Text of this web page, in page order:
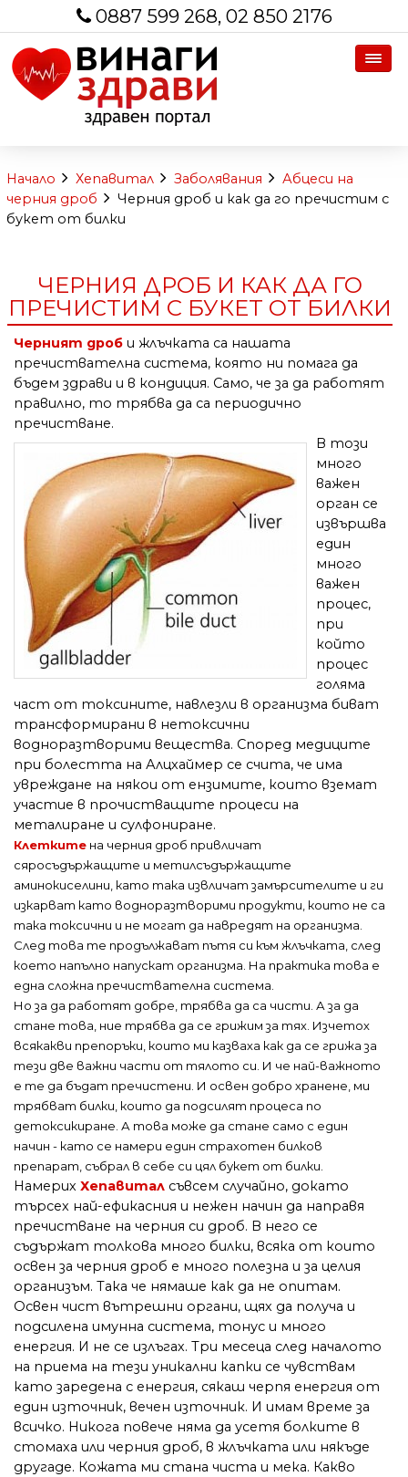
0887 599 268, 02 850 2176
Начало Хепавитал Заболявания
Абцеси на
черния дроб
Черния дроб и как да го пречистим с
букет от билки
ЧЕРНИЯ ДРОБ И КАК ДА ГО
ПРЕЧИСТИМ С БУКЕТ ОТ БИЛКИ
Черният дроби жлъчката са нашата
пречиствателна система, която ни помага да
бъдем здрави и в кондиция. Само, че за да работят
правилно, то трябва да са периодично
пречистване.
В този
много
важен
орган се
извършва
един
много
важен
процес,
при
който
процес
голяма
част от токсините, навлезли в организма биват
трансформирани в нетоксични
водноразтворими вещества. Според медиците
при болестта на Алцхаймер се счита, че има
увреждане на някои от ензимите, които вземат
участие в прочистващите процеси на
металиране и сулфониране.
Клетките на черния дроб привличат
сяросъдържащите и метилсъдържащите
аминокиселини, като така извличат замърсителите и ги
изкарват като водноразтворими продукти, които не са
така токсични и не могат да навредят на организма.
След това те продължават пътя си към жлъчката, след
което напълно напускат организма. На практика това е
една сложна пречиствателна система.
Но за да работят добре, трябва да са чисти. А за да
стане това, ние трябва да се грижим за тях. Изчетох
всякакви препоръки, които ми казваха как да се грижа за
тези две важни части от тялото си. И че най-важното
е те да бъдат пречистени. И освен добро хранене, ми
трябват билки, които да подсилят процеса по
детоксикиране. А това може да стане само с един
начин - като се намери един страхотен билков
препарат, събрал в себе си цял букет от билки.
Намерих Хепавиталсъвсем случайно, докато
търсех най-ефикасния и нежен начин да направя
пречистване на черния си дроб. В него се
съдържат толкова много билки, всяка от които
освен за черния дроб е много полезна и за целия
организъм. Така че нямаше как да не опитам.
Освен чист вътрешни органи, щях да получа и
подсилена имунна система, тонус и много
енергия. И не се излъгах. Три месеца след началото
на приема на тези уникални капки се чувствам
като заредена с енергия, сякаш черпя енергия от
един източник, вечен източник. И имам време за
всичко. Никога повече няма да усетя болките в
стомаха или черния дроб, в жлъчката или някъде
другаде. Кожата ми стана чиста и мека. Какво